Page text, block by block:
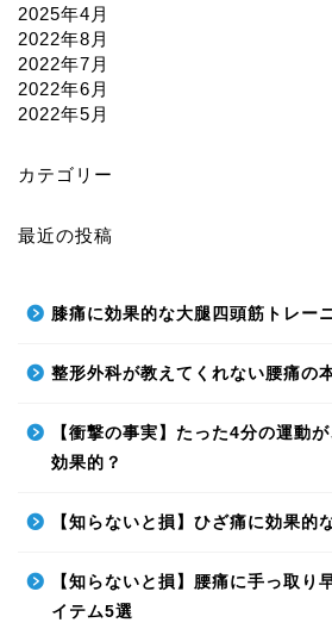
2025年4月
2022年8月
2022年7月
2022年6月
2022年5月
カテゴリー
最近の投稿
膝痛に効果的な大腿四頭筋トレー
整形外科が教えてくれない腰痛の
【衝撃の事実】たった4分の運動
効果的？
【知らないと損】ひざ痛に効果的
【知らないと損】腰痛に手っ取り
イテム5選